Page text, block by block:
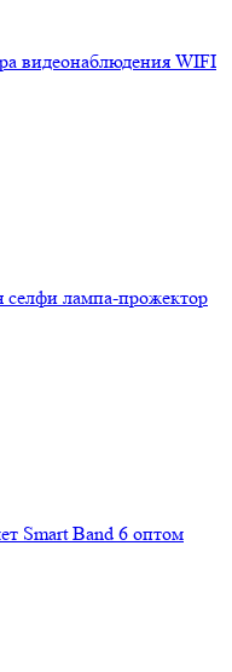
видеонаблюдения WIFI
селфи лампа-прожектор
Smart Band 6 оптом